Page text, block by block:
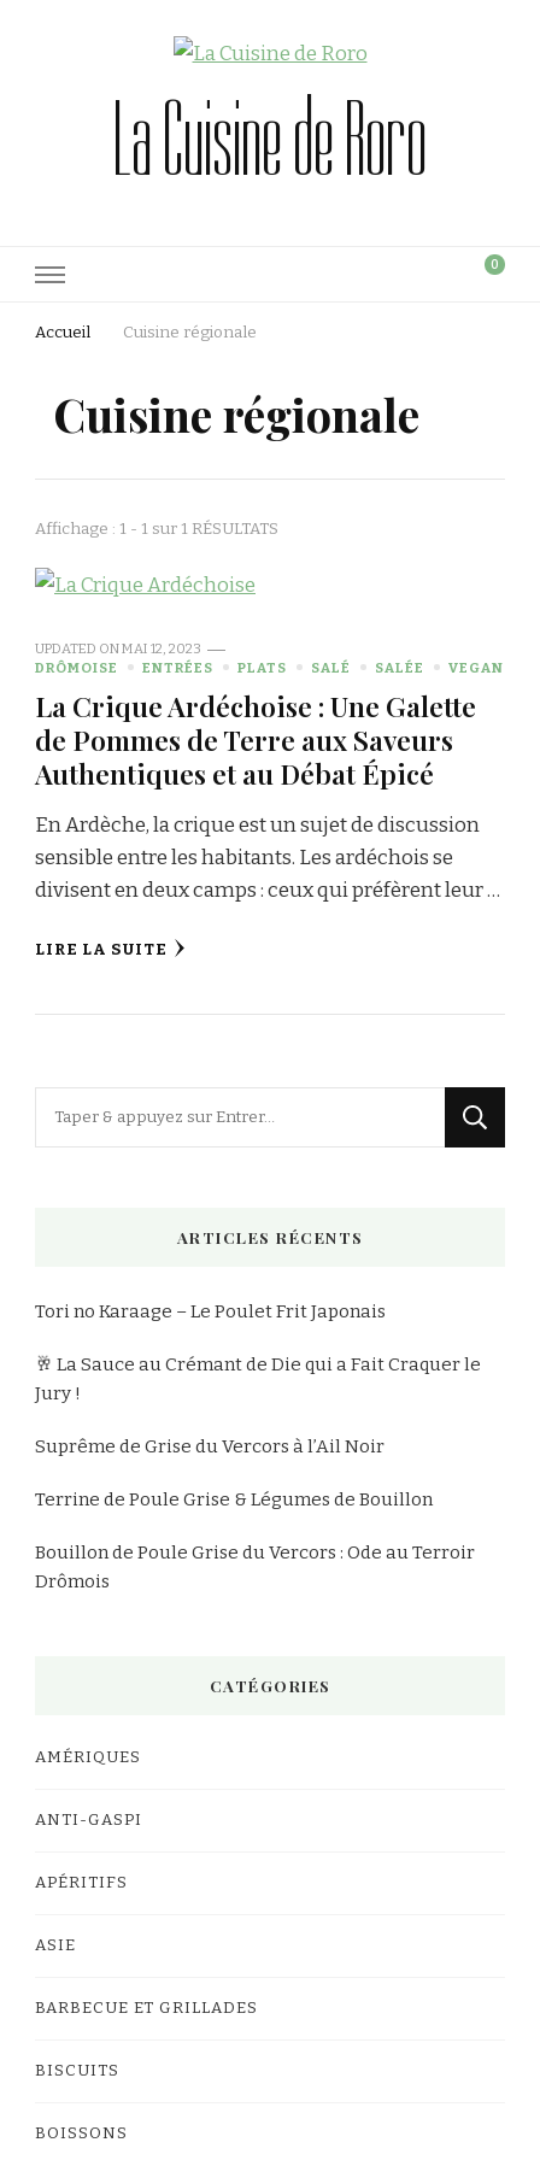
La Cuisine de Roro
0
Accueil Cuisine régionale
Cuisine régionale
Affichage : 1 - 1 sur 1 RÉSULTATS
UPDATED ONMAI 12, 2023
DRÔMOISE
ENTRÉES PLATS SALÉ SALÉE VEGAN
La Crique Ardéchoise : Une Galette
de Pommes de Terre aux Saveurs
Authentiques et au Débat Épicé
En Ardèche, la crique est un sujet de discussion
sensible entre les habitants. Les ardéchois se
divisent en deux camps : ceux qui préfèrent leur …
LIRE LA SUITE
ARTICLES RÉCENTS
Tori no Karaage – Le Poulet Frit Japonais
🥂 La Sauce au Crémant de Die qui a Fait Craquer le
Jury !
Suprême de Grise du Vercors à l’Ail Noir
Terrine de Poule Grise & Légumes de Bouillon
Bouillon de Poule Grise du Vercors : Ode au Terroir
Drômois
CATÉGORIES
AMÉRIQUES
ANTI-GASPI
APÉRITIFS
ASIE
BARBECUE ET GRILLADES
BISCUITS
BOISSONS